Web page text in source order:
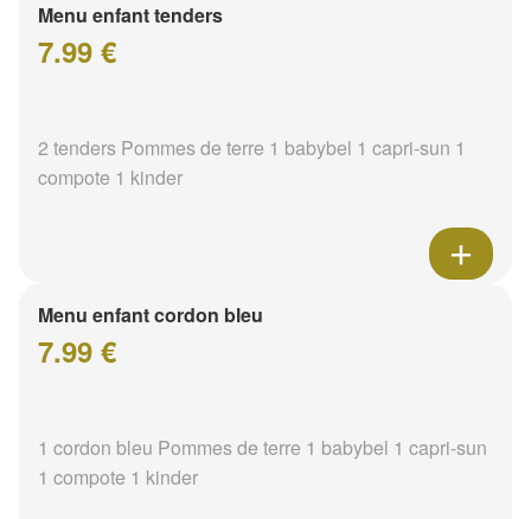
Menu enfant tenders
7.99 €
2 tenders Pommes de terre 1 babybel 1 capri-sun 1
compote 1 kinder
Menu enfant cordon bleu
7.99 €
1 cordon bleu Pommes de terre 1 babybel 1 capri-sun
1 compote 1 kinder